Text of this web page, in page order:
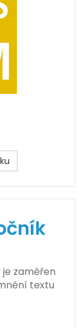
je zaměřen
textu